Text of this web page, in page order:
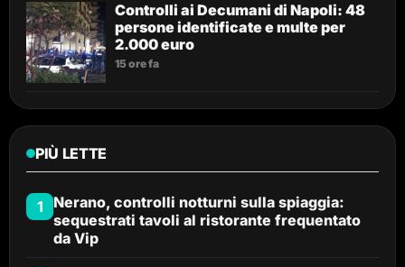
Controlli ai Decumani di Napoli: 48
persone identificate e multe per
2.000 euro
15 ore fa
PIÙ LETTE
1
Nerano, controlli notturni sulla spiaggia:
sequestrati tavoli al ristorante frequentato
da Vip